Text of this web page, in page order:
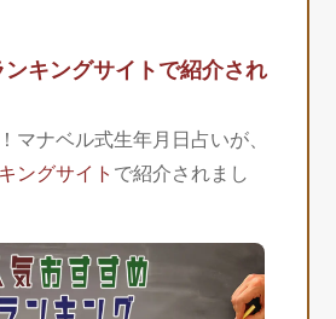
ンキングサイトで紹介され
マナベル式生年月日占いが、
ングサイト で紹介されまし